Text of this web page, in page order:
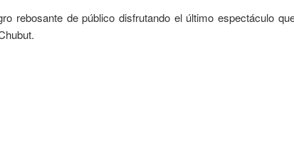
rebosante de público disfrutando el último espectáculo